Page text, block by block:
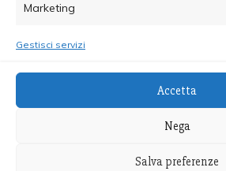
Marketing
Gestisci servizi
Accetta
Nega
Salva preferenze
96015470825 - Testata
al Tribunale di Palermo - Direttore
Proudly powered by WordPress|